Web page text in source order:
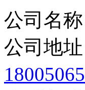
公司名
公司地